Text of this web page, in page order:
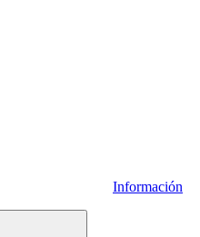
Información